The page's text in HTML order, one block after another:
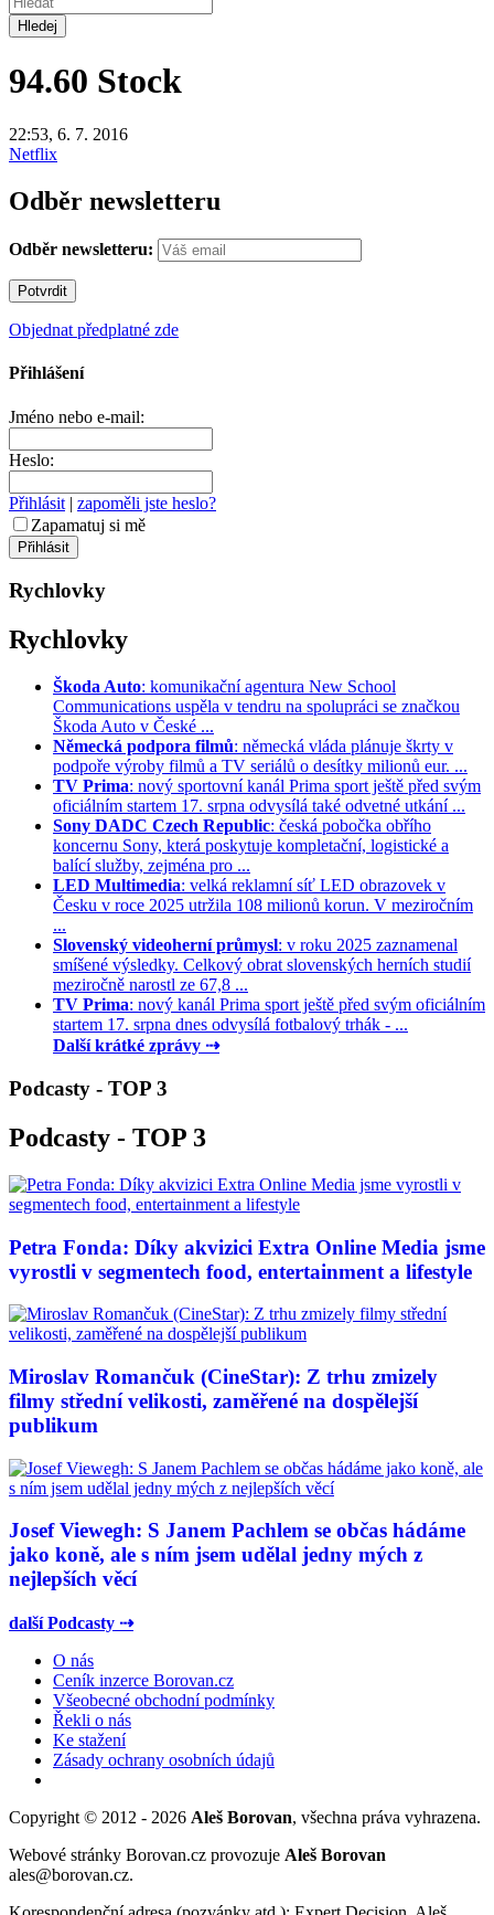
Hledej
94.60 Stock
22:53, 6. 7. 2016
Netflix
Odběr newsletteru
Odběr newsletteru:
Objednat předplatné zde
Přihlášení
Jméno nebo e-mail:
Heslo:
Přihlásit | zapoměli jste heslo?
Zapamatuj si mě
Rychlovky
Rychlovky
Škoda Auto: komunikační agentura New School
Communications uspěla v tendru na spolupráci se značkou
Škoda Auto v České ...
Německá podpora filmů: německá vláda plánuje škrty v
podpoře výroby filmů a TV seriálů o desítky milionů eur. ...
TV Prima: nový sportovní kanál Prima sport ještě před svým
oficiálním startem 17. srpna odvysílá také odvetné utkání ...
Sony DADC Czech Republic: česká pobočka obřího
koncernu Sony, která poskytuje kompletační, logistické a
balící služby, zejména pro ...
LED Multimedia: velká reklamní síť LED obrazovek v
Česku v roce 2025 utržila 108 milionů korun. V meziročním
...
Slovenský videoherní průmysl: v roku 2025 zaznamenal
smíšené výsledky. Celkový obrat slovenských herních studií
meziročně narostl ze 67,8 ...
TV Prima: nový kanál Prima sport ještě před svým oficiálním
startem 17. srpna dnes odvysílá fotbalový trhák - ...
Další krátké zprávy ⇢
Podcasty - TOP 3
Podcasty - TOP 3
Petra Fonda: Díky akvizici Extra Online Media jsme
vyrostli v segmentech food, entertainment a lifestyle
Miroslav Romančuk (CineStar): Z trhu zmizely
filmy střední velikosti, zaměřené na dospělejší
publikum
Josef Viewegh: S Janem Pachlem se občas hádáme
jako koně, ale s ním jsem udělal jedny mých z
nejlepších věcí
další Podcasty ⇢
O nás
Ceník inzerce Borovan.cz
Všeobecné obchodní podmínky
Řekli o nás
Ke stažení
Zásady ochrany osobních údajů
Copyright © 2012 - 2026 Aleš Borovan, všechna práva vyhrazena.
Webové stránky Borovan.cz provozuje Aleš Borovan
ales@borovan.cz.